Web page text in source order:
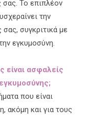
σας. Το επιπλέον
την
συγκριτικά με
εγκυμοσύνη.
είναι ασφαλείς
που είναι
ακόμη και για τους